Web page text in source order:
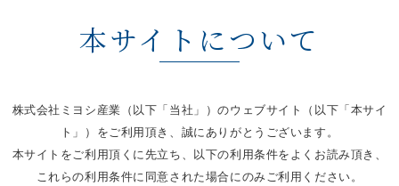
本サイトについて
株式会社ミヨシ産業（以下「当社」）のウェブサイト（以下「本サイ
ト」）をご利用頂き、誠にありがとうございます。
本サイトをご利用頂くに先立ち、以下の利用条件をよくお読み頂き、
これらの利用条件に同意された場合にのみご利用ください。